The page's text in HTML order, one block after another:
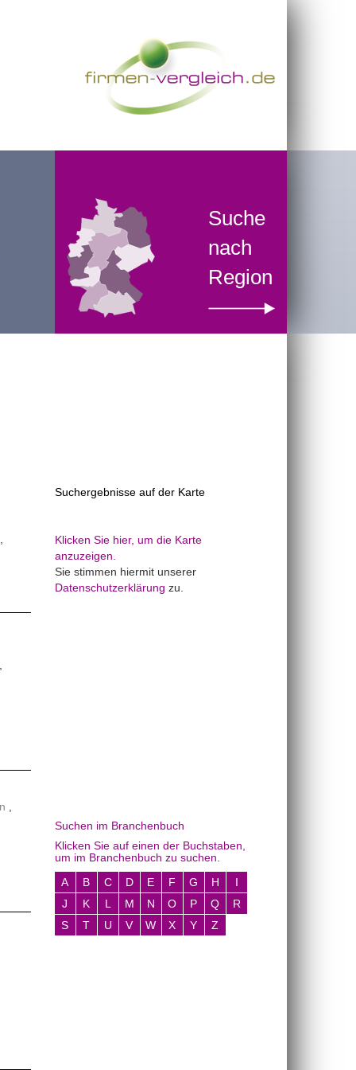
Suche
nach
Region
Suchergebnisse auf der Karte
Klicken Sie hier, um die Karte
anzuzeigen.
Sie stimmen hiermit unserer
Datenschutzerklärung zu.
Suchen im Branchenbuch
Klicken Sie auf einen der Buchstaben,
um im Branchenbuch zu suchen.
A
B C D E F G H
I
J
K L M N O P Q
R
S
T U V W X Y Z